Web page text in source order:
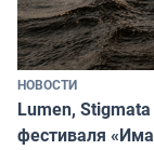
НОВОСТИ
Lumen,
фестиваля